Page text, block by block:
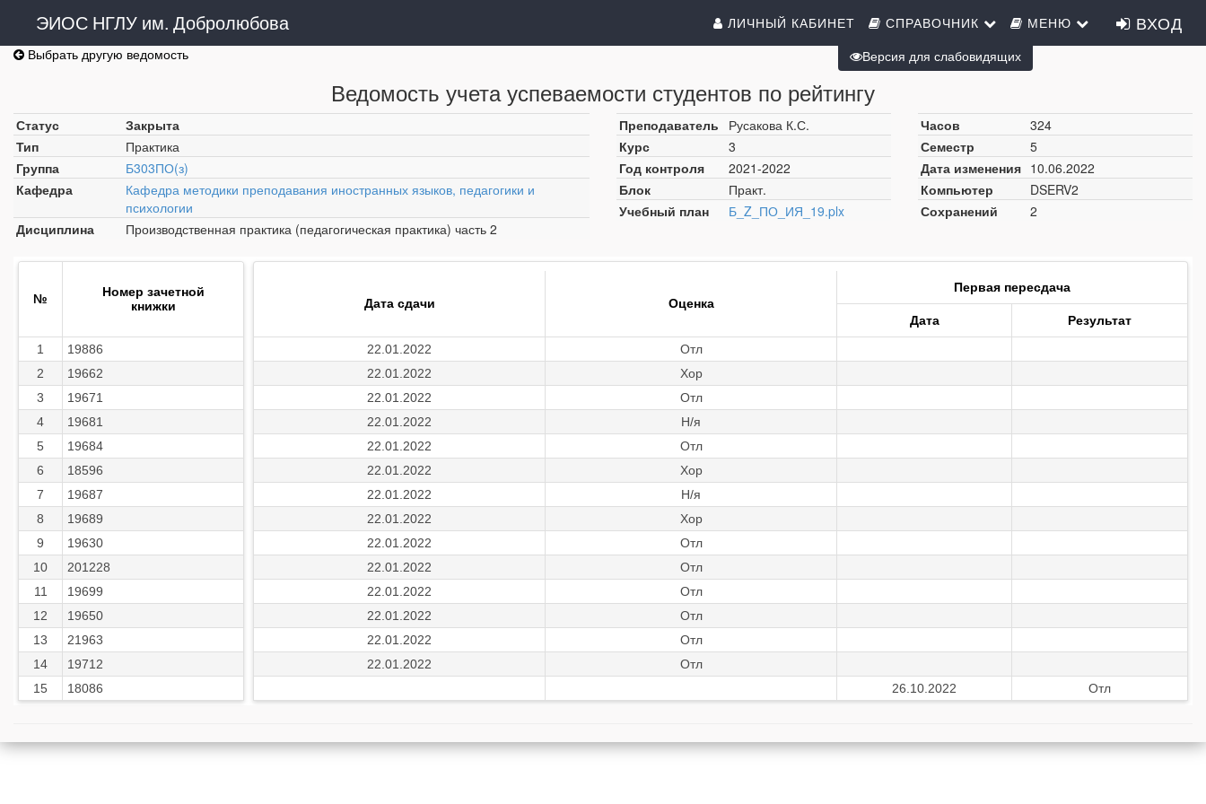
ЭИОС НГЛУ им. Добролюбова ЛИЧНЫЙ КАБИНЕТ СПРАВОЧНИК МЕНЮ ВХОД
Выбрать другую ведомость
Ведомость учета успеваемости студентов по рейтингу
Статус
Закрыта
Тип
Практика
Группа
Б303ПО(з)
Кафедра
Кафедра методики преподавания иностранных языков, педагогики и
психологии
Дисциплина
Производственная практика (педагогическая практика) часть 2
Преподаватель
Русакова К.С.
Курс
3
Год контроля
2021-2022
Блок
Практ.
Учебный план
Б_Z_ПО_ИЯ_19.plx
Часов
324
Семестр
5
Дата изменения 10.06.2022
Компьютер
DSERV2
Сохранений
2
№
Номер зачетной
книжки
1
19886
2
19662
3
19671
4
19681
5
19684
6
18596
7
19687
8
19689
9
19630
10
201228
11
19699
12
19650
13
21963
14
19712
15
18086
Дата сдачи Оценка
Первая пересдача
Дата
Результат
22.01.2022
Отл
22.01.2022
Хор
22.01.2022
Отл
22.01.2022
Н/я
22.01.2022
Отл
22.01.2022
Хор
22.01.2022
Н/я
22.01.2022
Хор
22.01.2022
Отл
22.01.2022
Отл
22.01.2022
Отл
22.01.2022
Отл
22.01.2022
Отл
22.01.2022
Отл
26.10.2022
Отл
Версия для слабовидящих